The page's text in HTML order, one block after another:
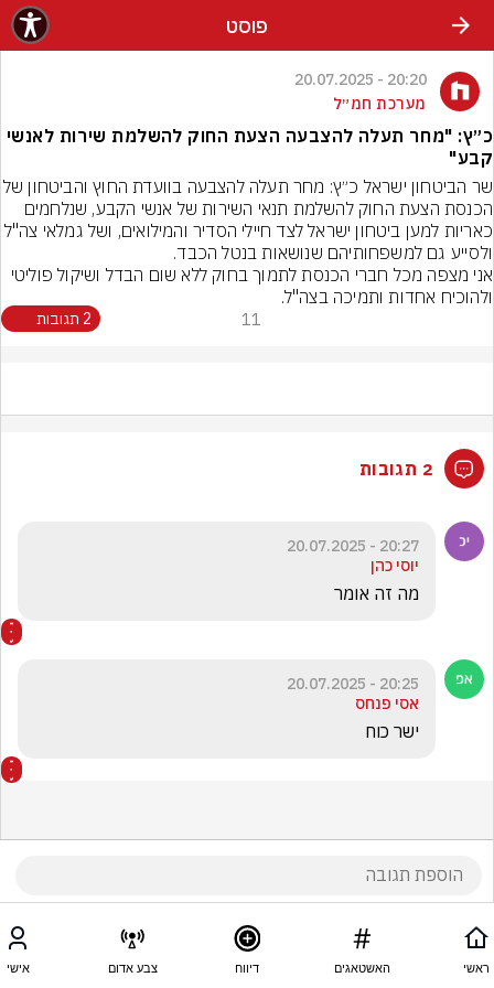
פוסט
20:20 - 20.07.2025
מערכת חמ״ל
כ״ץ: "מחר תעלה להצבעה הצעת החוק להשלמת שירות לאנשי
קבע"
ולהוכיח אחדות ותמיכה בצה"ל.
11 2 תגובות
2 תגובות
20:27 - 20.07.2025
יוסי כהן
מה זה אומר
20:25 - 20.07.2025
אסי פנחס
ישר כוח
ראשי האשטאגים דיווח צבע אדום אישי